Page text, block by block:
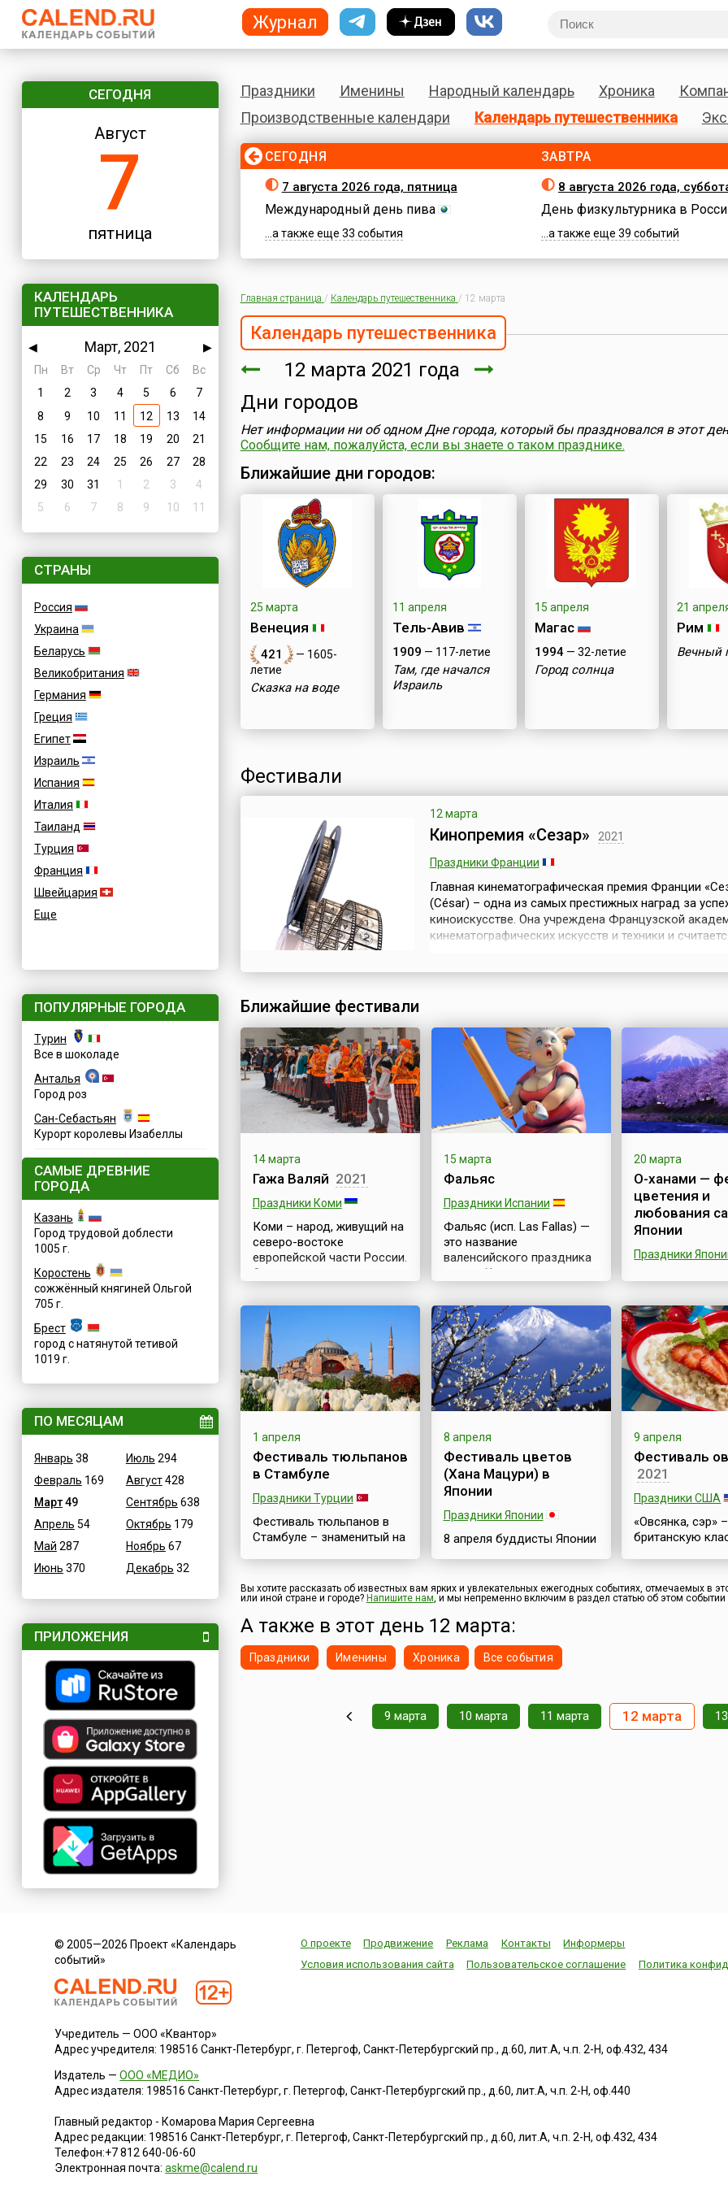
СЕГОДНЯ
Август
7
пятница
КАЛЕНДАРЬ
ПУТЕШЕСТВЕННИКА
◀ Март, 2021
▶
Пн
Вт Ср Чт Пт Сб
Вс
1
2 3 4 5 6
7
8
9 10 11 12 13
14
15
16 17 18 19 20
21
22
23 24 25 26 27
28
29
30 31 1 2 3
4
5
6 7 8 9 10 11
СТРАНЫ
Россия
Украина
Беларусь
Великобритания
Германия
Греция
Египет
Израиль
Испания
Италия
Таиланд
Турция
Франция
Швейцария
Еще
ПОПУЛЯРНЫЕ ГОРОДА
Турин
Все в шоколаде
Анталья
Город роз
Сан-Себастьян
Курорт королевы Изабеллы
САМЫЕ ДРЕВНИЕ
ГОРОДА
Казань
Город трудовой доблести
1005 г.
Коростень
сожжённый княгиней Ольгой
705 г.
Брест
город с натянутой тетивой
1019 г.
ПО МЕСЯЦАМ
Январь 38
Февраль 169
Март49
Апрель 54
Май 287
Июнь 370
Июль 294
Август428
Сентябрь 638
Октябрь 179
Ноябрь 67
Декабрь 32
ПРИЛОЖЕНИЯ
Праздники Именины Народный календарь Хроника
Производственные календари
Календарь путешественника
СЕГОДНЯ
7 августа 2026 года, пятница
Международный день пива
...а также еще 33 события
ЗАВТРА
8 августа 2026 года,
День физкультурника в
...а также еще 39 событий
Главная страница / Календарь путешественника / 12 марта
Календарь путешественника
12 марта 2021 года
Дни городов
Нет информации ни об одном Дне города, который бы праздновался в этот
Сообщите нам, пожалуйста, если вы знаете о таком празднике.
Ближайшие дни городов:
25 марта
Венеция
421
— 1605-
летие
Сказка на воде
11 апреля
Тель-Авив
1909 — 117-летие
Там, где начался
Израиль
15 апреля
Магас
1994— 32-летие
Город солнца
21
Рим
Вечный
Фестивали
12 марта
Кинопремия «Сезар»
2021
Праздники Франции
Главная кинематографическая премия Франции
(César) – одна из самых престижных наград за
киноискусстве. Она учреждена Французской
кинематографических искусств и техники и
Ближайшие фестивали
14 марта
Гажа Валяй 2021
Праздники Коми
Коми – народ, живущий на
северо-востоке
европейской части России.
Основные
вымичи, верхневычегорцы,
печорцы, ижемцы, удорцы,
сысольцы. Коми
стараются сохранить
богатейшую культуру,
традиции предков,
устраивая многочисленные
праздники и
весенний праздник Гажа
валяй отмечают с
размахом, к раздолью
готовятся загодя. В село
Визинга Сысольск...
15 марта
Фальяс
Праздники Испании
Фальяс (исп. Las Fallas) —
это название
валенсийского праздника
весны. Конечно же,
празднуют не только в
Валенсийском
сообществе, но и по всей
Испании, однако, в
Фальясе есть нечто
существенно отличающее
его от других подобных
праздников. Нечто,
период с 15 по 19 марта,
многочисленных
туристов.Фальяс — это
торжественное, или лучше
20 марта
О-ханами —
цветения и
любования
Японии
Праздники
Невозможно не
весеннем
Японии —
Любование
японцы
ханами (яп. 花見
цветения
является
японском
ни
праздника, ни
специальных
или выходных
связанных с этим
великолепным
чудом. Но
это,
1 апреля
Фестиваль тюльпанов
в Стамбуле
Праздники Турции
Фестиваль тюльпанов в
Стамбуле – знаменитый на
событие, которое
привлекает в Турцию
Этот великолепный
праздник проводится
каждую весну и длится
превращается в цветочный
шедевр и становится
8 апреля
Фестиваль цветов
(Хана Мацури) в
Японии
Праздники Японии
8 апреля буддисты Японии
Камбут(ц)у-э. Посвящён
он появлению на свет
Будды, и часто
упоминается как
Фестиваль
цветов.Праздничные
Рождения основателя
одной из мировых религий,
9 апреля
Фестиваль
2021
Праздники США
«Овсянка, сэр»
британскую
считается
английским
(англ. Quakers
Вы хотите рассказать об известных вам ярких и увлекательных ежегодных событиях, отмечаемых в
или иной стране и городе? Напишите нам, и мы непременно включим в раздел статью об этом событии
А также в этот день 12 марта:
Праздники Именины Хроника Все события
9 марта 10 марта 11 марта 12 марта
© 2005—2026 Проект «Календарь
событий»
О проекте Продвижение Реклама Контакты
Информеры
Условия использования сайта
Пользовательское соглашение Политика
Учредитель — ООО «Квантор»
Адрес учредителя: 198516 Санкт-Петербург, г. Петергоф, Санкт-Петербургский пр., д.60, лит.А, ч.п. 2-Н, оф.432, 434
Издатель —ООО «МЕДИО»
Адрес издателя: 198516 Санкт-Петербург, г. Петергоф, Санкт-Петербургский пр., д.60, лит.А, ч.п. 2-Н, оф.440
Главный редактор - Комарова Мария Сергеевна
Адрес редакции: 198516 Санкт-Петербург, г. Петергоф,Санкт-Петербургский пр., д.60, лит.А, ч.п. 2-Н, оф.432, 434
Телефон:+7 812 640-06-60
Электронная почта:askme@calend.ru
Журнал